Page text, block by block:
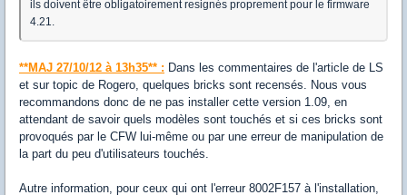
ils doivent être obligatoirement resignés proprement pour le firmware
4.21.
**MAJ 27/10/12 à 13h35** : Dans les commentaires de l'article de LS
et sur topic de Rogero, quelques bricks sont recensés. Nous vous
recommandons donc de ne pas installer cette version 1.09, en
attendant de savoir quels modèles sont touchés et si ces bricks sont
provoqués par le CFW lui-même ou par une erreur de manipulation de
la part du peu d'utilisateurs touchés.
Autre information, pour ceux qui ont l'erreur 8002F157 à l'installation,